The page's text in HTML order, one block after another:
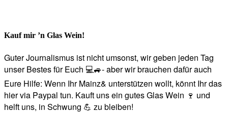
Kauf mir ’n Glas Wein!
Guter Journalismus ist nicht umsonst, wir geben jeden Tag
unser Bestes für Euch 💻🚙- aber wir brauchen dafür auch
Eure Hilfe: Wenn Ihr Mainz& unterstützen wollt, könnt Ihr das
hier via Paypal tun. Kauft uns ein gutes Glas Wein 🍷 und
helft uns, in Schwung 💪 zu bleiben!